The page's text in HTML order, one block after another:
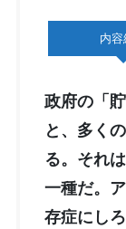
内
政府の「
と、多く
る。それ
一種だ。
存症にし